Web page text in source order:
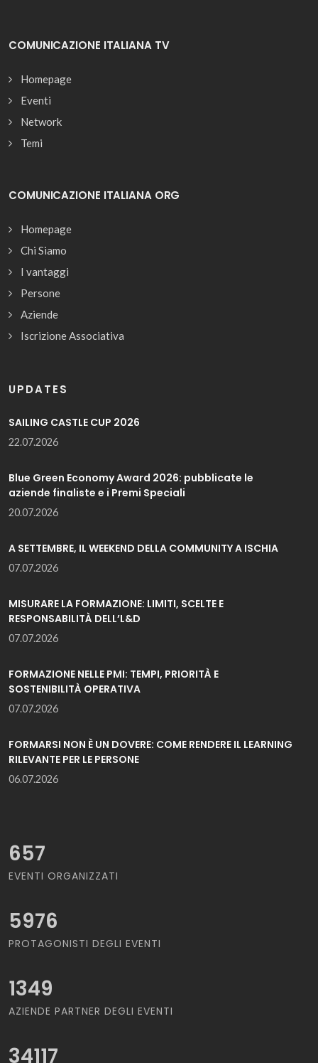
COMUNICAZIONE ITALIANA TV
Homepage
Eventi
Network
Temi
COMUNICAZIONE ITALIANA ORG
Homepage
Chi Siamo
I vantaggi
Persone
Aziende
Iscrizione Associativa
UPDATES
SAILING CASTLE CUP 2026
22.07.2026
Blue Green Economy Award 2026: pubblicate le
aziende finaliste e i Premi Speciali
20.07.2026
A SETTEMBRE, IL WEEKEND DELLA COMMUNITY A ISCHIA
07.07.2026
MISURARE LA FORMAZIONE: LIMITI, SCELTE E
RESPONSABILITÀ DELL’L&D
07.07.2026
FORMAZIONE NELLE PMI: TEMPI, PRIORITÀ E
SOSTENIBILITÀ OPERATIVA
07.07.2026
FORMARSI NON È UN DOVERE: COME RENDERE IL LEARNING
RILEVANTE PER LE PERSONE
06.07.2026
657
EVENTI ORGANIZZATI
5976
PROTAGONISTI DEGLI EVENTI
1349
AZIENDE PARTNER DEGLI EVENTI
34117